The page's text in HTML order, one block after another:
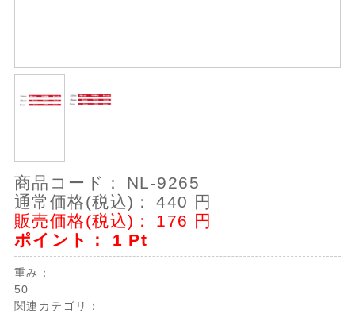
商品コード：
NL-9265
通常価格(税込)：
440 円
販売価格(税込)：
176 円
ポイント： 1 Pt
重み：
50
関連カテゴリ：